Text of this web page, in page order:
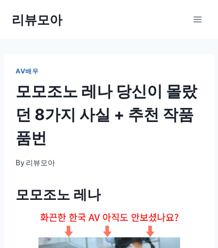
리뷰모아
AV배우
모모조노 레나 당신이 몰랐
던 8가지 사실 + 추천 작품
품번
By 리뷰모아
모모조노 레나